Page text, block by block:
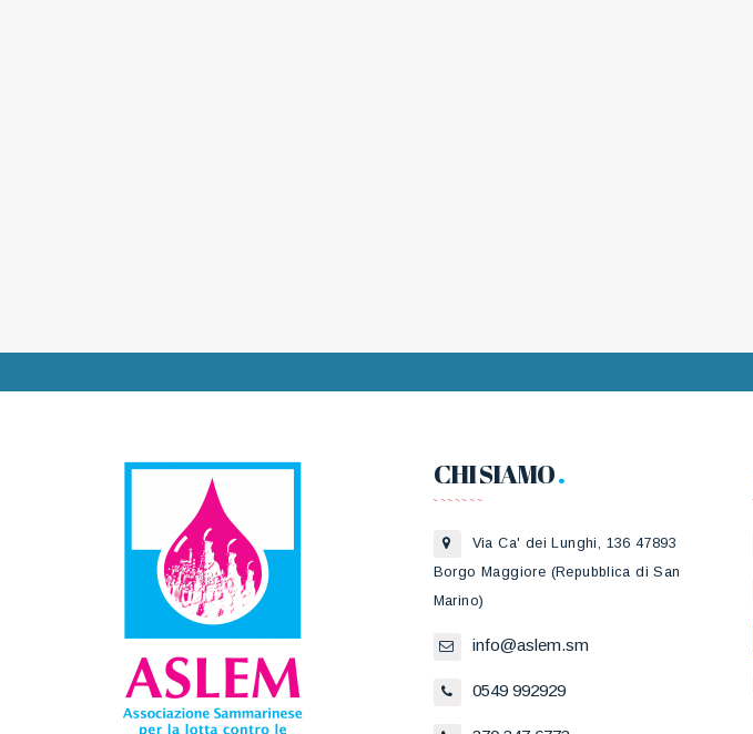
CHI SIAMO
Via Ca' dei Lunghi, 136 47893
Borgo Maggiore (Repubblica di San
Marino)
info@aslem.sm
0549 992929